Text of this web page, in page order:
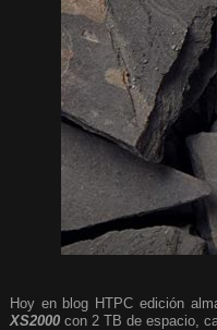
Hoy en blog HTPC edición
XS2000 con 2 TB de espacio,